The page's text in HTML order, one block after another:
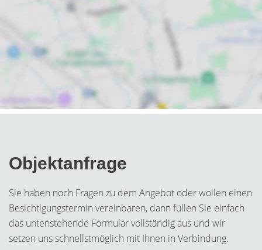
Objektanfrage
Sie haben noch Fragen zu dem Angebot oder wollen einen
Besichtigungstermin vereinbaren, dann füllen Sie einfach
das untenstehende Formular vollständig aus und wir
setzen uns schnellstmöglich mit Ihnen in Verbindung.